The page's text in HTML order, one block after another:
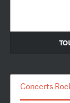
Concerts